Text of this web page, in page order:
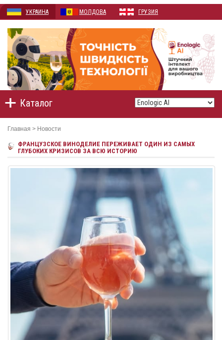
УКРАИНА МОЛДОВА ГРУЗИЯ
Каталог
Главная > Новости
ФРАНЦУЗСКОЕ ВИНОДЕЛИЕ ПЕРЕЖИВАЕТ ОДИН ИЗ САМЫХ
ГЛУБОКИХ КРИЗИСОВ ЗА ВСЮ ИСТОРИЮ